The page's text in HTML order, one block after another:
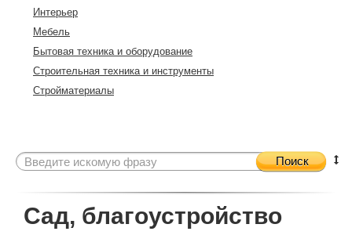
Интерьер
Мебель
Бытовая техника и оборудование
Строительная техника и инструменты
Стройматериалы
Поиск
Сад, благоустройство